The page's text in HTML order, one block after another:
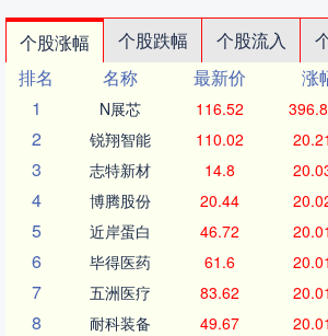
个股涨幅 个股跌幅 个股流入
排名
名称 最新价 涨
1
N展芯 116.52
2 锐翔智能 110.02
3 志特新材 14.8
4 博腾股份 20.44
5 近岸蛋白 46.72
6 毕得医药 61.6
7 五洲医疗 83.62
8 耐科装备 49.67